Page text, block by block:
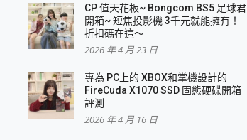
！
鐘轉寫
雷挑戰任務抽 PS5！
源 開箱 評測
全性與強大供電效能
商用智慧聯網螢幕 開箱 評測
CP 值天花板~ Bongcom BS5 足球君
開箱~ 短焦投影機 3千元就能擁有！
折扣碼在這～
2026 年 4 月 23 日
專為 PC上的 XBOX和掌機設計的
FireCuda X1070 SSD 固態硬碟開箱
評測
2026 年 4 月 16 日